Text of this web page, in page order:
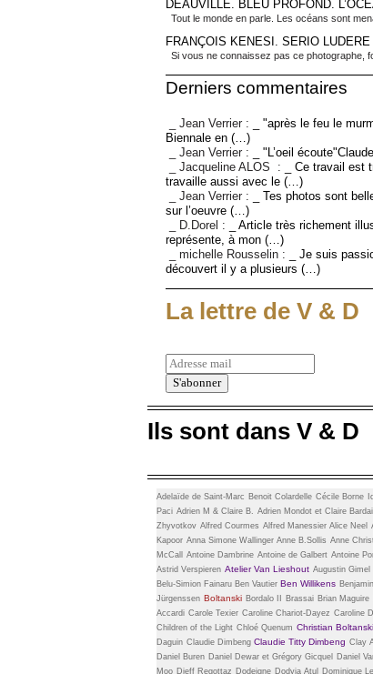
DEAUVILLE. BLEU PROFOND.
Tout le monde en parle. Les océans sont
FRANÇOIS KENESI. SERIO LUDERE
Si vous ne connaissez pas ce photographe,
Derniers commentaires
_ Jean Verrier :
_ "après le feu le
Biennale en (…)
_ Jean Verrier :
_ "L’oeil écoute"Claudel
_ Jacqueline ALOS :
_ Ce travail est
travaille aussi avec le (…)
_ Jean Verrier :
_ Tes photos sont
sur l’oeuvre (…)
_ D.Dorel :
_ Article très richement
représente, à mon (…)
_ michelle Rousselin :
_ Je suis
découvert il y a plusieurs (…)
La lettre de V & D
Ils sont dans V & D
Adelaïde de Saint-Marc Benoit Colardelle Cécile Borne
Paci Adrien M & Claire B. Adrien Mondot et Claire
Zhyvotkov Alfred Courmes Alfred Manessier Alice Neel
Kapoor Anna Simone Wallinger Anne B.Sollis Anne
McCall
Antoine Dambrine Antoine de Galbert Antoine
Astrid Verspieren Atelier Van Lieshout Augustin Gimel
Belu-Simion Fainaru Ben Vautier Ben Willikens
Jürgenssen Boltanski Bordalo II Brassai Brian Maguire
Accardi Carole Texier Caroline Chariot-Dayez Caroline
Children of the Light Chloé Quenum Christian Boltanski
Daguin Claudie Dimbeng Claudie Titty Dimbeng Clay
Daniel Buren Daniel Dewar et Grégory Gicquel Daniel
Moo Djeff Regottaz Dodeigne Dodyia Atul Dominique